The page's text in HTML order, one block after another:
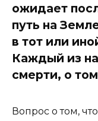
ожидает
путь на
в тот или
Каждый из
смерти, о
Вопрос о том,